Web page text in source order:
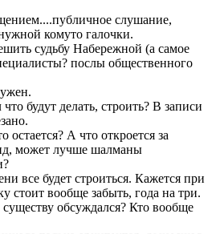
слушание,
комуто галочки.
судьбу Набережной (а самое
послы общественного
будут делать, строить? В записи
остается? А что откроется за
может лучше шалманы
все будет строиться. Кажется при
стоит вообще забыть, года на три.
обсуждался? Кто вообще